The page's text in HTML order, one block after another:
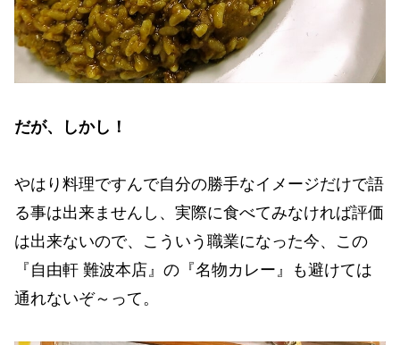
だが、しかし！
やはり料理ですんで自分の勝手なイメージだけで語
る事は出来ませんし、実際に食べてみなければ評価
は出来ないので、こういう職業になった今、この
『自由軒 難波本店』の『名物カレー』も避けては
通れないぞ～って。